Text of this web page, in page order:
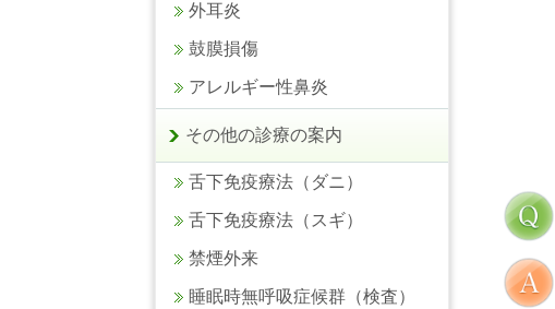
外耳炎
鼓膜損傷
アレルギー性鼻炎
その他の診療の案内
舌下免疫療法（ダニ）
舌下免疫療法（スギ）
禁煙外来
睡眠時無呼吸症候群（検査）